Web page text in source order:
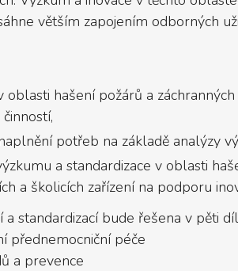
větším zapojením odborných
hašení požárů a
potřeb na základě analýzy
a standardizace v oblasti
a školicích zařízení na podporu
standardizací bude řešena v pěti
přednemocniční péče
a prevence